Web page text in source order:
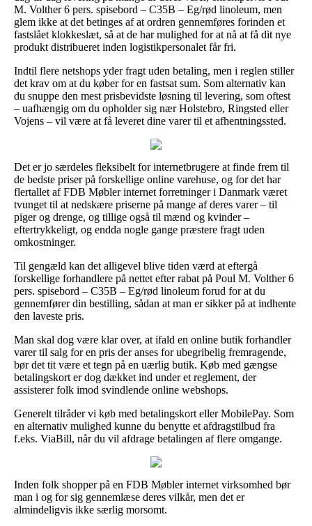
M. Volther 6 pers. spisebord – C35B – Eg/rød linoleum, men
glem ikke at det betinges af at ordren gennemføres forinden et
fastslået klokkeslæt, så at de har mulighed for at nå at få dit nye
produkt distribueret inden logistikpersonalet får fri.
Indtil flere netshops yder fragt uden betaling, men i reglen stiller
det krav om at du køber for en fastsat sum. Som alternativ kan
du snuppe den mest prisbevidste løsning til levering, som oftest
– uafhængig om du opholder sig nær Holstebro, Ringsted eller
Vojens – vil være at få leveret dine varer til et afhentningssted.
Det er jo særdeles fleksibelt for internetbrugere at finde frem til
de bedste priser på forskellige online varehuse, og for det har
flertallet af FDB Møbler internet forretninger i Danmark været
tvunget til at nedskære priserne på mange af deres varer – til
piger og drenge, og tillige også til mænd og kvinder –
eftertrykkeligt, og endda nogle gange præstere fragt uden
omkostninger.
Til gengæld kan det alligevel blive tiden værd at eftergå
forskellige forhandlere på nettet efter rabat på Poul M. Volther 6
pers. spisebord – C35B – Eg/rød linoleum forud for at du
gennemfører din bestilling, sådan at man er sikker på at indhente
den laveste pris.
Man skal dog være klar over, at ifald en online butik forhandler
varer til salg for en pris der anses for ubegribelig fremragende,
bør det tit være et tegn på en uærlig butik. Køb med gængse
betalingskort er dog dækket ind under et reglement, der
assisterer folk imod svindlende online webshops.
Generelt tilråder vi køb med betalingskort eller MobilePay. Som
en alternativ mulighed kunne du benytte et afdragstilbud fra
f.eks. ViaBill, når du vil afdrage betalingen af flere omgange.
Inden folk shopper på en FDB Møbler internet virksomhed bør
man i og for sig gennemlæse deres vilkår, men det er
almindeligvis ikke særlig morsomt.